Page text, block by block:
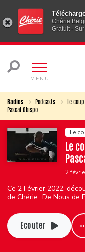
Chérie
Gratuit -
MENU
Radios Podcasts Le
Pascal Obispo
Le
Le
2
Ce 2 Février 2022,
de Chérie : De Nous de
Ecouter